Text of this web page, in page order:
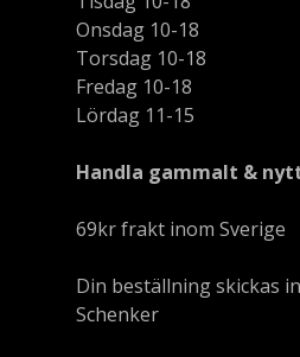
Onsdag 10-18
Torsdag 10-18
Fredag 10-18
Lördag 11-15
Handla gammalt &
69kr frakt inom Sverige
Din beställning skickas
Schenker